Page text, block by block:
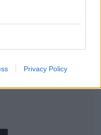
Privacy Policy
egy kis
fogyott, de